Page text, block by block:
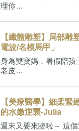
理你…
【纖體雕塑】局部雕
電波/名模馬甲」
身為雙寶媽，暑假陪孩
老皮…
【美療醫學】細柔緊
的水嫩逆襲-Julia
週末又要來臨啦～ 這